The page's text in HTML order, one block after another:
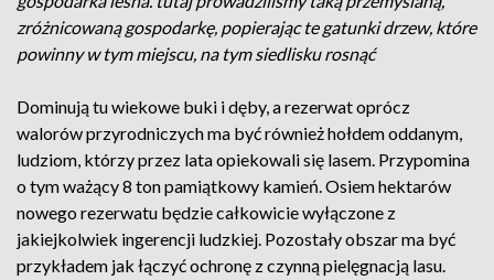
zróżnicowaną gospodarkę, popierając te gatunki drzew, które
powinny w tym miejscu, na tym siedlisku rosnąć
Dominują tu wiekowe buki i dęby, a rezerwat oprócz
walorów przyrodniczych ma być również hołdem oddanym,
ludziom, którzy przez lata opiekowali się lasem. Przypomina
o tym ważący 8 ton pamiątkowy kamień. Osiem hektarów
nowego rezerwatu będzie całkowicie wyłączone z
jakiejkolwiek ingerencji ludzkiej. Pozostały obszar ma być
przykładem jak łączyć ochronę z czynną pielęgnacją lasu.